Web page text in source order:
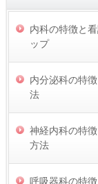
内科の特徴と
ップ
内分泌科の特
法
神経内科の特
方法
呼吸器科の特